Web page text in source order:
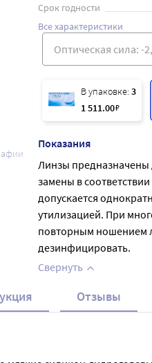
Срок годности
Все характеристики
В упаковке: 3
1 511.00₽
Показания
Линзы
замены в
допускается
утилизацией. При
повторным ношением
дезинфицировать.
Свернуть
Отзывы